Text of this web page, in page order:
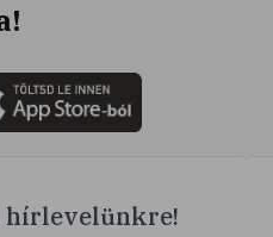
hírlevelünkre!